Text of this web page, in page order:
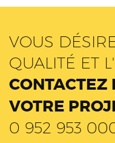
VOUS
QUALITÉ ET
CONTACTEZ
VOTRE
0 952 953